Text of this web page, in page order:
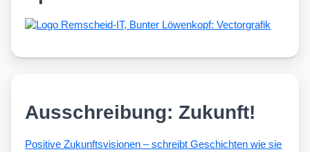
Ausschreibung: Zukunft!
Posi­ti­ve Zukunfts­vi­sio­nen – schreibt Geschich­ten wie sie